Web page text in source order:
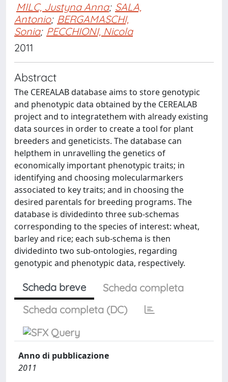
MILC, Justyna Anna; SALA,
Antonio; BERGAMASCHI,
Sonia; PECCHIONI, Nicola
2011
Abstract
The CEREALAB database aims to store genotypic
and phenotypic data obtained by the CEREALAB
project and to integratethem with already existing
data sources in order to create a tool for plant
breeders and geneticists. The database can
helpthem in unravelling the genetics of
economically important phenotypic traits; in
identifying and choosing molecularmarkers
associated to key traits; and in choosing the
desired parentals for breeding programs. The
database is dividedinto three sub-schemas
corresponding to the species of interest: wheat,
barley and rice; each sub-schema is then
dividedinto two sub-ontologies, regarding
genotypic and phenotypic data, respectively.
Scheda breve
Scheda completa
Scheda completa (DC)
Anno di pubblicazione
2011